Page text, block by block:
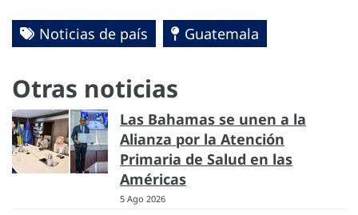
Noticias de país Guatemala
Otras noticias
Las Bahamas se unen a la
Alianza por la Atención
Primaria de Salud en las
Américas
5 Ago 2026